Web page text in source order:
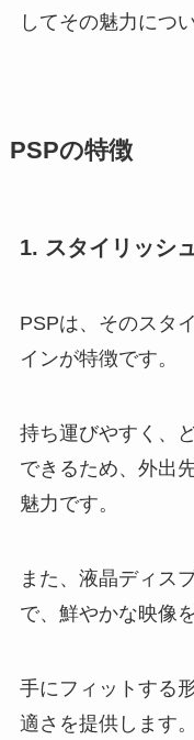
してその魅力につ
PSPの特徴
1. スタイリッシ
PSPは、そのスタ
インが特徴です。
持ち運びやすく、
できるため、外出
魅力です。
また、液晶ディス
で、鮮やかな映像
手にフィットする
適さを提供します。